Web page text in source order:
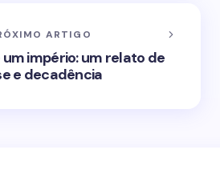
ARTIGO
império: um relato de
e decadência